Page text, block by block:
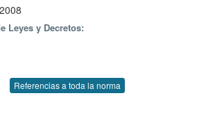
Leyes y Decretos:
Referencias a toda la norma